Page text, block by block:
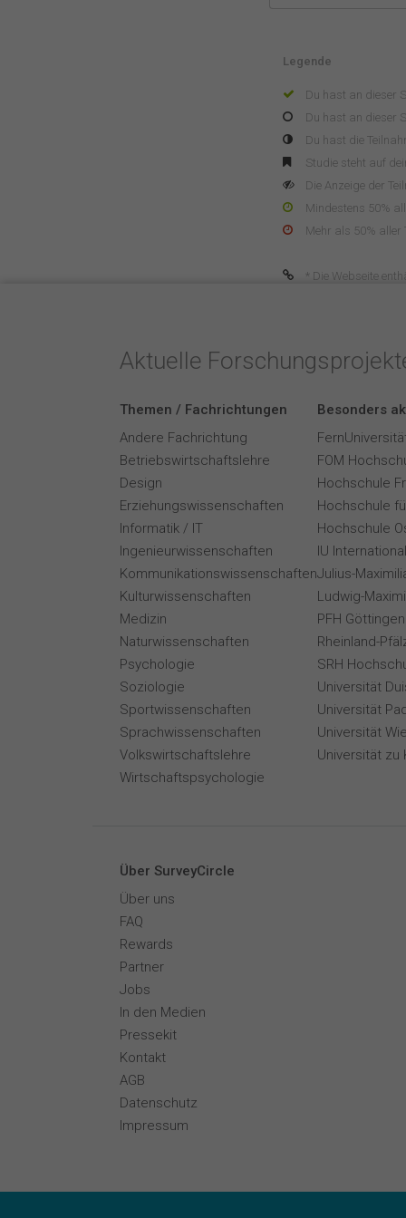
Legende
Du hast an dieser
Du hast an dieser
Du hast die
Studie steht auf
Die Anzeige der
Mindestens 50%
Mehr als 50% aller
* Die Webseite
Aktuelle
Themen / Fachrichtungen
Andere Fachrichtung
Betriebswirtschaftslehre
Design
Erziehungswissenschaften
Informatik / IT
Ingenieurwissenschaften
Kommunikationswissenschaften
Kulturwissenschaften
Medizin
Naturwissenschaften
Psychologie
Soziologie
Sportwissenschaften
Sprachwissenschaften
Volkswirtschaftslehre
Wirtschaftspsychologie
Besonders
FOM
Hochschule
Hochschule
Hochschule
IU
Julius-
Ludwig-
PFH Göttingen
Rheinland-
SRH
Universität
Universität
Universität
Universität zu
Über SurveyCircle
Über uns
FAQ
Rewards
Partner
Jobs
In den Medien
Pressekit
Kontakt
AGB
Datenschutz
Impressum